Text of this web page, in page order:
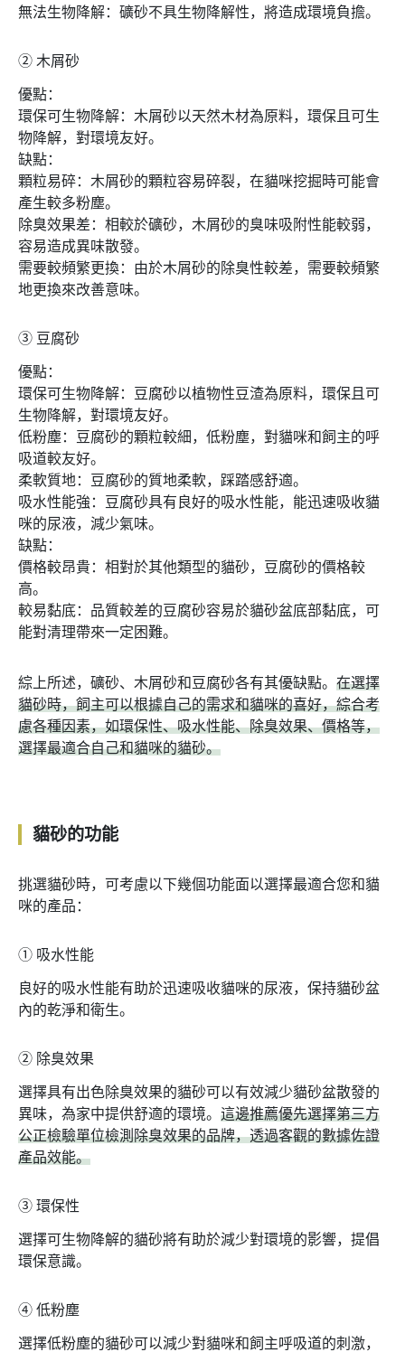
無法生物降解：礦砂不具生物降解性，將造成環境負擔。
➁ 木屑砂
優點：
環保可生物降解：木屑砂以天然木材為原料，環保且可生
物降解，對環境友好。
缺點：
顆粒易碎：木屑砂的顆粒容易碎裂，在貓咪挖掘時可能會
產生較多粉塵。
除臭效果差：相較於礦砂，木屑砂的臭味吸附性能較弱，
容易造成異味散發。
需要較頻繁更換：由於木屑砂的除臭性較差，需要較頻繁
地更換來改善意味。
➂ 豆腐砂
優點：
環保可生物降解：豆腐砂以植物性豆渣為原料，環保且可
生物降解，對環境友好。
低粉塵：豆腐砂的顆粒較細，低粉塵，對貓咪和飼主的呼
吸道較友好。
柔軟質地：豆腐砂的質地柔軟，踩踏感舒適。
吸水性能強：豆腐砂具有良好的吸水性能，能迅速吸收貓
咪的尿液，減少氣味。
缺點：
價格較昂貴：相對於其他類型的貓砂，豆腐砂的價格較
高。
較易黏底：品質較差的豆腐砂容易於貓砂盆底部黏底，可
能對清理帶來一定困難。
綜上所述，礦砂、木屑砂和豆腐砂各有其優缺點。 在選擇
貓砂時，飼主可以根據自己的需求和貓咪的喜好，綜合考
慮各種因素，如環保性、吸水性能、除臭效果、價格等，
選擇最適合自己和貓咪的貓砂。
貓砂的功能
挑選貓砂時，可考慮以下幾個功能面以選擇最適合您和貓
咪的產品：
➀ 吸水性能
良好的吸水性能有助於迅速吸收貓咪的尿液，保持貓砂盆
內的乾淨和衛生。
➁ 除臭效果
選擇具有出色除臭效果的貓砂可以有效減少貓砂盆散發的
異味，為家中提供舒適的環境。 這邊推薦優先選擇第三方
公正檢驗單位檢測除臭效果的品牌，透過客觀的數據佐證
產品效能。
➂ 環保性
選擇可生物降解的貓砂將有助於減少對環境的影響，提倡
環保意識。
➃ 低粉塵
選擇低粉塵的貓砂可以減少對貓咪和飼主呼吸道的刺激，